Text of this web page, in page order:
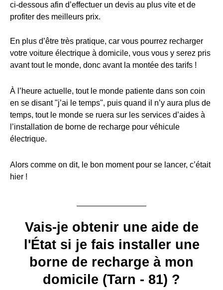
ci-dessous afin d’effectuer un devis au plus vite et de
profiter des meilleurs prix.
En plus d’être très pratique, car vous pourrez recharger
votre voiture électrique à domicile, vous vous y serez pris
avant tout le monde, donc avant la montée des tarifs !
À l’heure actuelle, tout le monde patiente dans son coin
en se disant "j’ai le temps", puis quand il n’y aura plus de
temps, tout le monde se ruera sur les services d’aides à
l’installation de borne de recharge pour véhicule
électrique.
Alors comme on dit, le bon moment pour se lancer, c’était
hier !
Vais-je obtenir une aide de
l'État si je fais installer une
borne de recharge à mon
domicile (Tarn - 81) ?